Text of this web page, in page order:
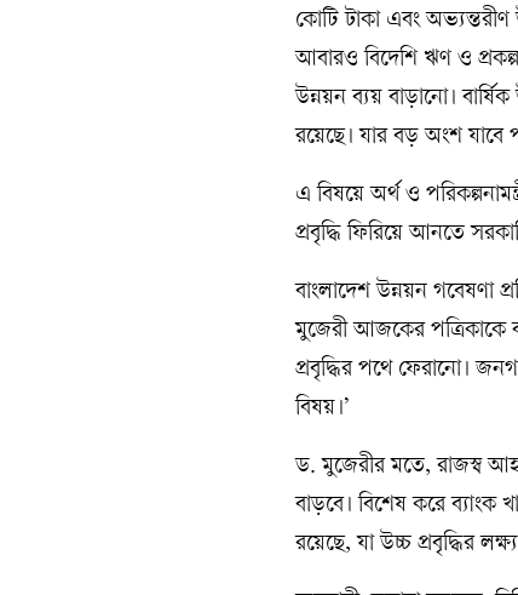
কোটি টাকা এবং অভ্যন্তরীণ
আবারও বিদেশি ঋণ ও
উন্নয়ন ব্যয় বাড়ানো।
রয়েছে। যার বড় অংশ যাবে
এ বিষয়ে অর্থ ও
প্রবৃদ্ধি ফিরিয়ে আনতে
বাংলাদেশ উন্নয়ন গবেষণা
মুজেরী আজকের পত্রিকাকে
প্রবৃদ্ধির পথে ফেরানো।
বিষয়।’
ড. মুজেরীর মতে, রাজস্ব
বাড়বে। বিশেষ করে
রয়েছে, যা উচ্চ প্রবৃদ্ধির